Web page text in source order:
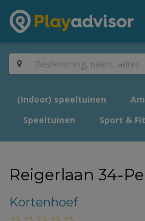
(Indoor) speeltuinen
Speeltuinen
Sport &
Reigerlaan 34-
Kortenhoef